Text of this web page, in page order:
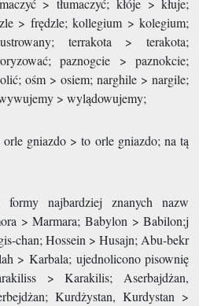
> tłumaczyć; kłóje > kłuje;
> frędzle; kollegium > kolegium;
terrakota > terakota;
paznogcie > paznokcie;
ośm > osiem; narghile > nargile;
> wylądowujemy;
gniazdo > to orle gniazdo; na tą
formy najbardziej znanych nazw
> Marmara; Babylon > Babilon;j
chan; Hossein > Husajn; Abu-bekr
> Karbala; ujednolicono pisownię
> Karakilis; Aserbajdżan,
Kurdżystan, Kurdystan >